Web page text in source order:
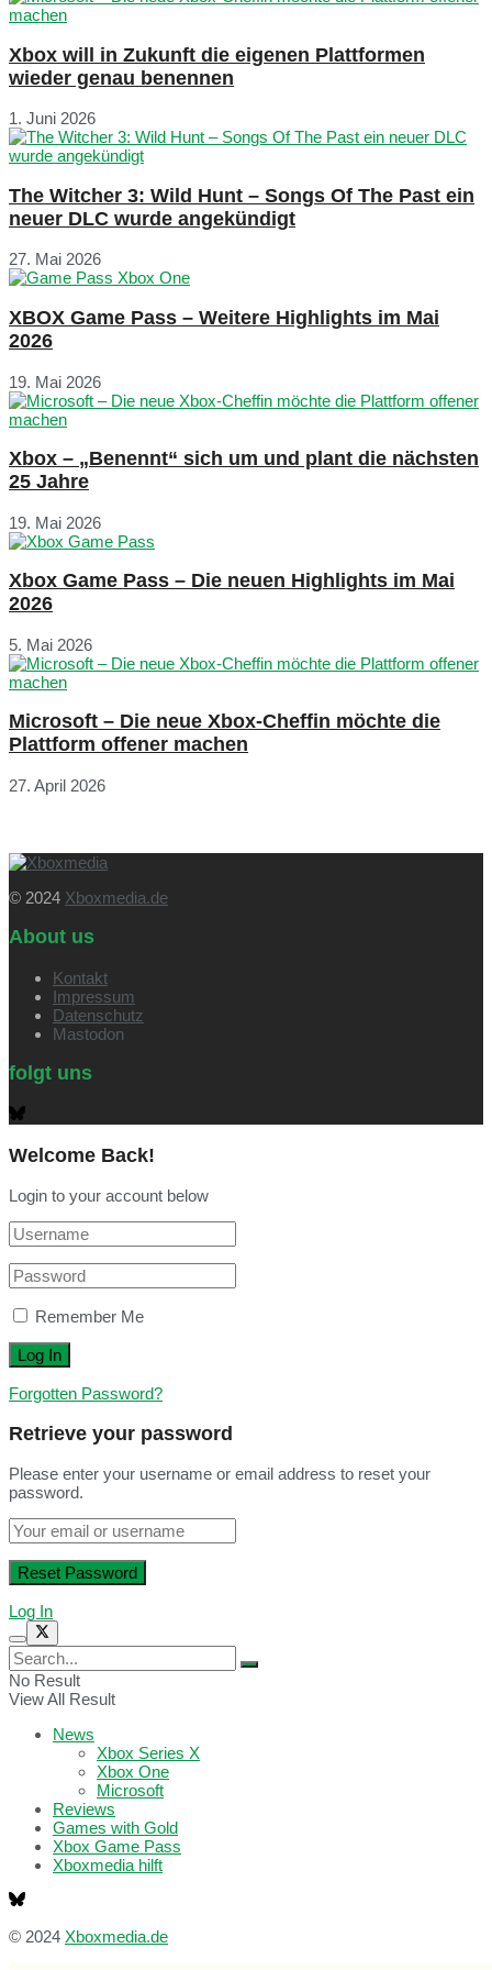
Xbox will in Zukunft die eigenen Plattformen
wieder genau benennen
1. Juni 2026
The Witcher 3: Wild Hunt – Songs Of The Past ein
neuer DLC wurde angekündigt
27. Mai 2026
XBOX Game Pass – Weitere Highlights im Mai
2026
19. Mai 2026
Xbox – „Benennt“ sich um und plant die nächsten
25 Jahre
19. Mai 2026
Xbox Game Pass – Die neuen Highlights im Mai
2026
5. Mai 2026
Microsoft – Die neue Xbox-Cheffin möchte die
Plattform offener machen
27. April 2026
© 2024 Xboxmedia.de
About us
Kontakt
Impressum
Datenschutz
Mastodon
folgt uns
Welcome Back!
Login to your account below
Remember Me
Forgotten Password?
Retrieve your password
Please enter your username or email address to reset your
password.
Log In
No Result
View All Result
News
Xbox Series X
Xbox One
Microsoft
Reviews
Games with Gold
Xbox Game Pass
Xboxmedia hilft
© 2024 Xboxmedia.de